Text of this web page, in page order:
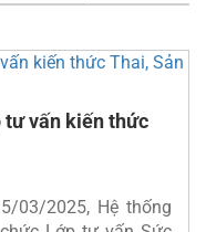
tư vấn kiến thức
03/2025, Hệ thống